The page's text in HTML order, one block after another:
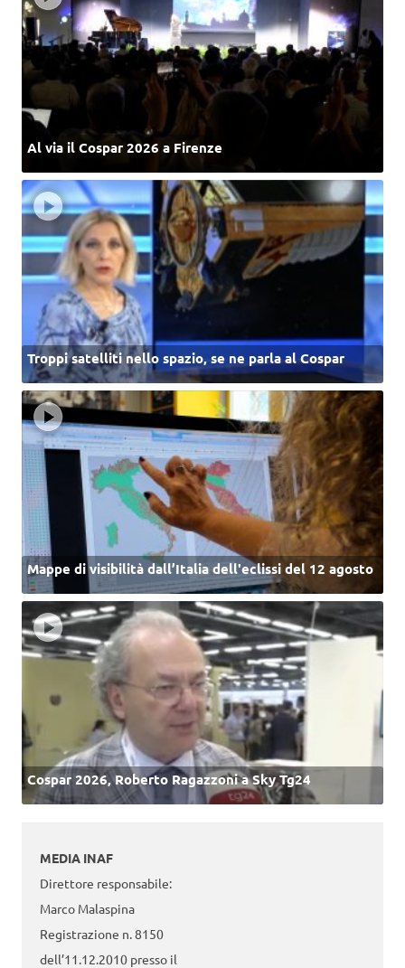
Al via il Cospar 2026 a Firenze
Troppi satelliti nello spazio, se ne parla al Cospar
Mappe di visibilità dall’Italia dell'eclissi del 12 agosto
Cospar 2026, Roberto Ragazzoni a Sky Tg24
MEDIA INAF
Direttore responsabile:
Marco Malaspina
Registrazione n. 8150
dell’11.12.2010 presso il